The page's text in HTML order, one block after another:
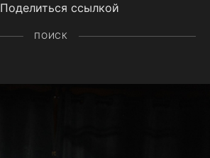
Поделиться ссылкой
ПОИСК